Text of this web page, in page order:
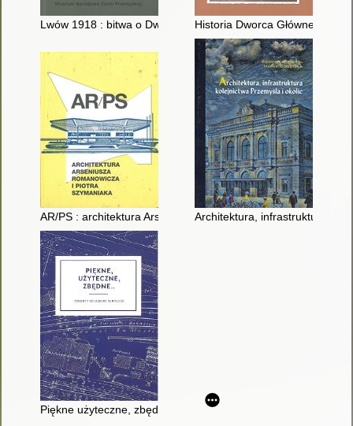
Lwów 1918 : bitwa o Dworzec GłównyHistoria Dworca Głównego
AR/PS : architektura Arseniusza Romanowicza i Piotra
Architektura, infrastruktura
Piękne użyteczne, zbędne... : obiekty kolejowe w Polsce